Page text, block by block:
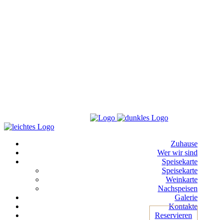
Zuhause
Wer wir sind
Speisekarte
Speisekarte
Weinkarte
Nachspeisen
Galerie
Kontakte
Reservieren